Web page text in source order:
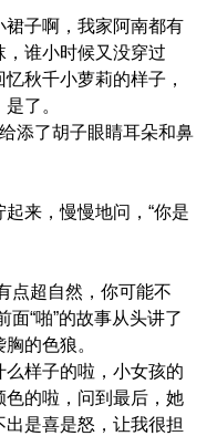
子啊，我家阿南都有
谁小时候又没穿过
秋千小萝莉的样子，
了。
给添了胡子眼睛耳朵和鼻
来，慢慢地问，“你是
点超自然，你可能不
“啪”的故事从头讲了
的色狼。
样子的啦，小女孩的
的啦，问到最后，她
是喜是怒，让我很担